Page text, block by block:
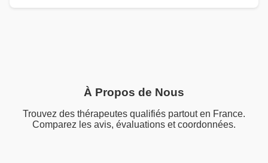
À Propos de Nous
Trouvez des thérapeutes qualifiés partout en France.
Comparez les avis, évaluations et coordonnées.